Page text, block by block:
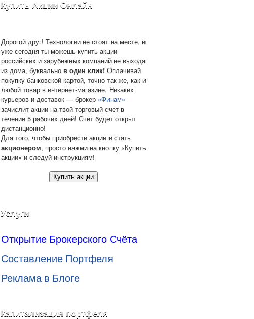
Купить Акции Онлайн
Дорогой друг! Технологии не стоят на месте, и
уже сегодня ты можешь купить акции
российских и зарубежных компаний не выходя
из дома, буквально в один клик! Оплачивай
покупку банковской картой, точно так же, как и
любой товар в интернет-магазине. Никаких
курьеров и доставок — брокер «Финам»
зачислит акции на твой торговый счет в
течение 5 рабочих дней! Счёт будет открыт
дистанционно!
Для того, чтобы приобрести акции и стать
акционером, просто нажми на кнопку «Купить
акции» и следуй инструкциям!
Купить акции
Услуги
Открытие Брокерского Счёта
Составление Портфеля
Реклама в Блоге
Капитализация портфеля